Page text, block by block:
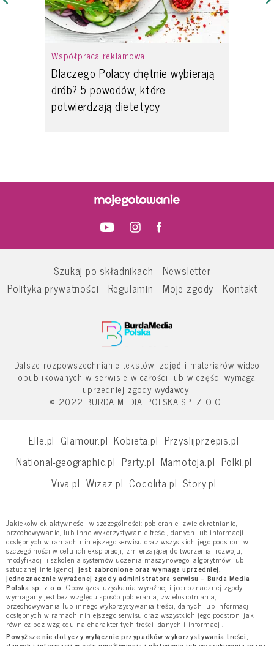
Współpraca reklamowa
Dlaczego Polacy chętnie wybierają
drób? 5 powodów, które
potwierdzają dietetycy
Szukaj po składnikach
Newsletter
Polityka prywatności
Regulamin Moje zgody Kontakt
Dalsze rozpowszechnianie tekstów, zdjęć i materiałów wideo
opublikowanych w serwisie w całości lub w części wymaga
uprzedniej zgody wydawcy.
© 2022 BURDA MEDIA POLSKA SP. Z O.O.
Elle.pl Glamour.pl Kobieta.pl Przyslijprzepis.pl
National-geographic.pl Party.pl Mamotoja.pl Polki.pl
Viva.pl Wizaz.pl Cocolita.pl Story.pl
Jakiekolwiek aktywności, w szczególności: pobieranie, zwielokrotnianie,
przechowywanie, lub inne wykorzystywanie treści, danych lub informacji
dostępnych w ramach niniejszego serwisu oraz wszystkich jego podstron, w
szczególności w celu ich eksploracji, zmierzającej do tworzenia, rozwoju,
modyfikacji i szkolenia systemów uczenia maszynowego, algorytmów lub
sztucznej inteligencji jest zabronione oraz wymaga uprzedniej,
jednoznacznie wyrażonej zgody administratora serwisu – Burda Media
Polska sp. z o.o. Obowiązek uzyskania wyraźnej i jednoznacznej zgody
wymagany jest bez względu sposób pobierania, zwielokrotniania,
przechowywania lub innego wykorzystywania treści, danych lub informacji
dostępnych w ramach niniejszego serwisu oraz wszystkich jego podstron, jak
również bez względu na charakter tych treści, danych i informacji.
Powyższe nie dotyczy wyłącznie przypadków wykorzystywania treści,